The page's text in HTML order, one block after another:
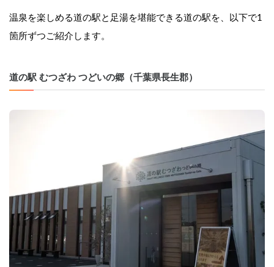
温泉を楽しめる道の駅と足湯を堪能できる道の駅を、以下で1
箇所ずつご紹介します。
道の駅 むつざわ つどいの郷（千葉県長生郡）